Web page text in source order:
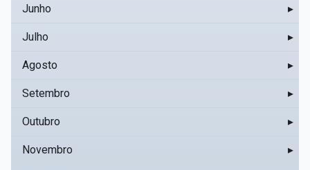
Junho ▸
Julho ▸
Agosto ▸
Setembro ▸
Outubro ▸
Novembro ▸